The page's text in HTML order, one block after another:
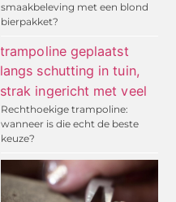
smaakbeleving met een blond
bierpakket?
Rechthoekige trampoline:
wanneer is die echt de beste
keuze?